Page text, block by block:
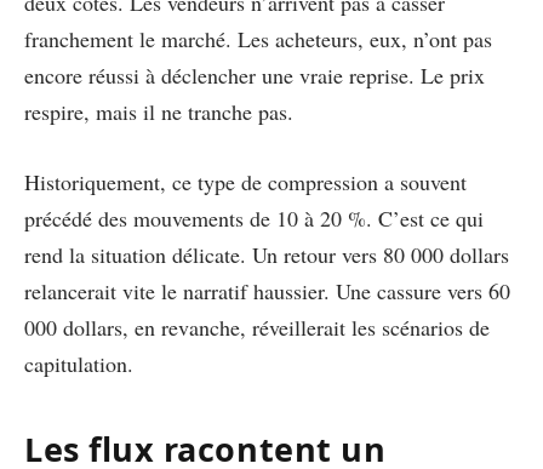
franchement le marché. Les acheteurs, eux, n’ont pas
encore réussi à déclencher une vraie reprise. Le prix
respire, mais il ne tranche pas.
Historiquement, ce type de compression a souvent
précédé des mouvements de 10 à 20 %. C’est ce qui
rend la situation délicate. Un retour vers 80 000 dollars
relancerait vite le narratif haussier. Une cassure vers 60
000 dollars, en revanche, réveillerait les scénarios de
capitulation.
Les flux racontent un